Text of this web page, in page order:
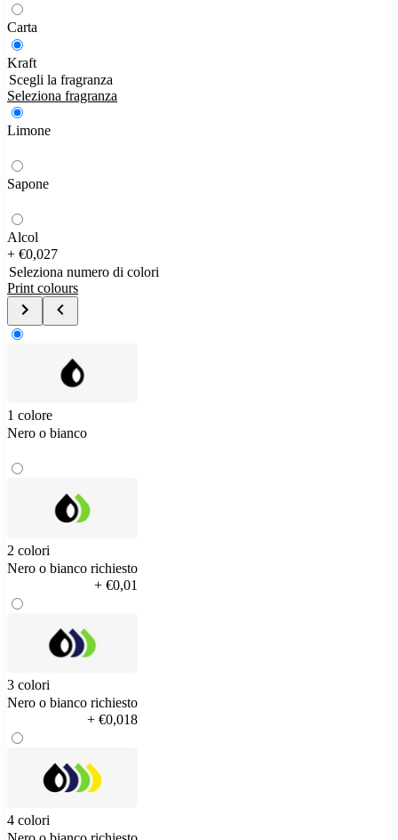
Carta
Kraft
Scegli la fragranza
Seleziona fragranza
Limone
Sapone
Alcol
+ €0,027
Seleziona numero di colori
Print colours
1 colore
Nero o bianco
2 colori
Nero o bianco richiesto
+ €0,01
3 colori
Nero o bianco richiesto
+ €0,018
4 colori